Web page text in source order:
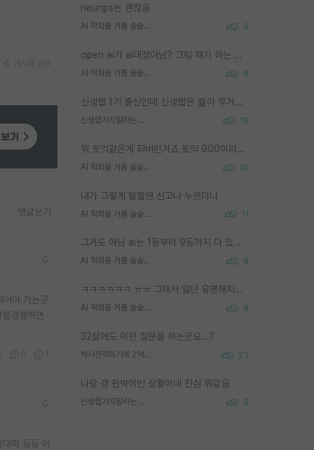
neurips는 괜찮음
AI 학회들 거품 슬슬 지적이 나오네요 9
open ai가 ai대장아님? 그럼 쟤가 하는 말이 다 맞겠네
AI 학회들 거품 슬슬 지적이 나오네요 8
신생랩 1기 출신인데 신생랩은 줠라 무거운 바벨 같은거임. 들면 대박인데 못들면 깔려 죽음. 아무도 알려주지 않는 환경에서 자생해야하지만, 일단 살아남았다면 그 어떤 사람보다 악착같고 생존력 높은 사람으로 거듭날 수 있음
신생랩가지말라는 이유가 있었구나 19
뭐 토익같은게 되버린거죠 토익 900이라고 영어잘하는건 아닙니다만 잘하는사람은 다 900을 넘는 그런
AI 학회들 거품 슬슬 지적이 나오네요 10
내가 그렇게 말할땐 신고나 누르더니
AI 학회들 거품 슬슬 지적이 나오네요 11
그거도 아님 ai는 1등부터 9등까지 다 있음 그거도 없는 사람은 뭐냐 교수가 그냥 못하게 한거 1등급도 교수가 막으면 안됨
AI 학회들 거품 슬슬 지적이 나오네요 8
ㅋㅋㅋㅋㅋㅋ ㅠㅠ 그래서 일단 유명해지는게 중요한거같습니다
AI 학회들 거품 슬슬 지적이 나오네요 8
32살에도 이런 질문을 하는군요...?
박사진학하기에 2억은 괜찮은 (?) 정도의 경제력인가요 23
나랑 걍 판박이인 상황이네 진심 뭐같음
신생랩가지말라는 이유가 있었구나 8
댓글쓰기
어야 가는곳
경쟁하면
학 등등 이